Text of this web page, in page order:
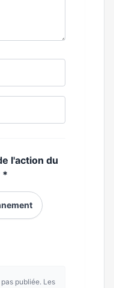
l'action du
*
publiée. Les